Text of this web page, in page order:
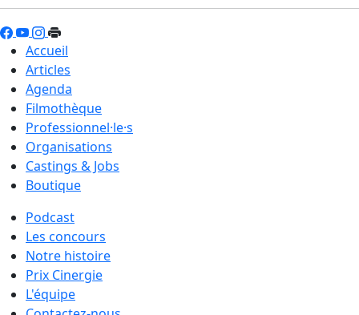
Accueil
Articles
Agenda
Filmothèque
Professionnel·le·s
Organisations
Castings & Jobs
Boutique
Podcast
Les concours
Notre histoire
Prix Cinergie
L'équipe